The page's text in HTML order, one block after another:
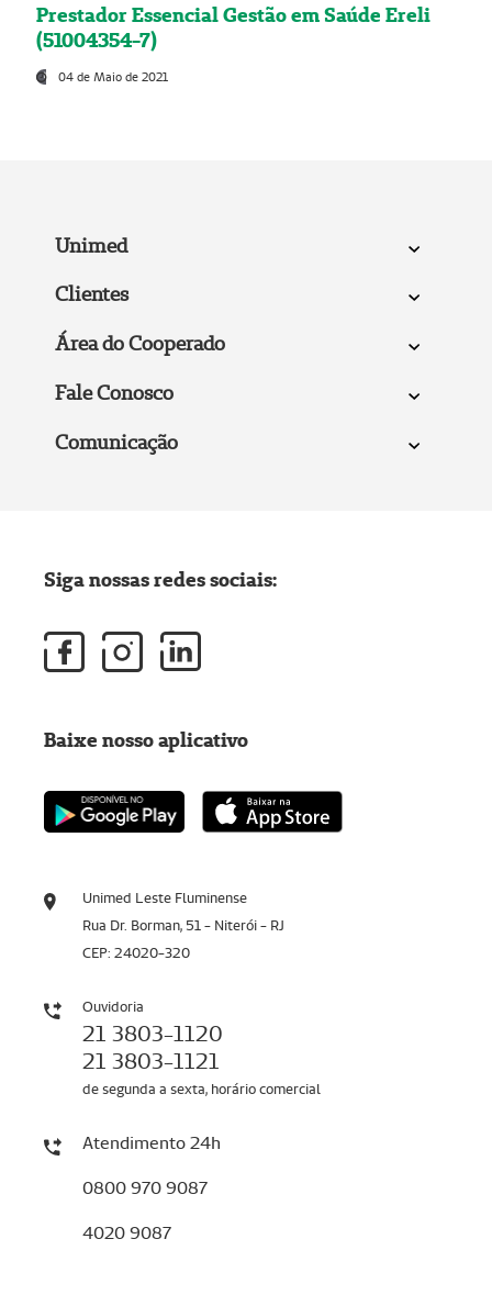
Prestador Essencial Gestão em Saúde Ereli
(51004354-7)
04 de Maio de 2021
Unimed
Clientes
Área do Cooperado
Fale Conosco
Comunicação
Unimed Leste Fluminense
Rua Dr. Borman, 51 - Niterói - RJ
CEP: 24020-320
Ouvidoria
21 3803-1120
21 3803-1121
de segunda a sexta, horário comercial
Atendimento 24h
0800 970 9087
4020 9087
Siga nossas redes sociais:
Baixe nosso aplicativo